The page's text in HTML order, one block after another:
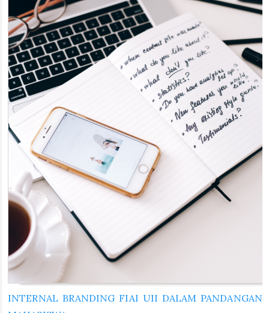
INTERNAL BRANDING FIAI UII DALAM PANDANGAN